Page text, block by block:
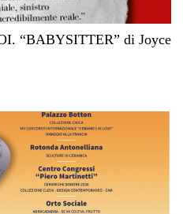
“BABYSITTER” di Joyce